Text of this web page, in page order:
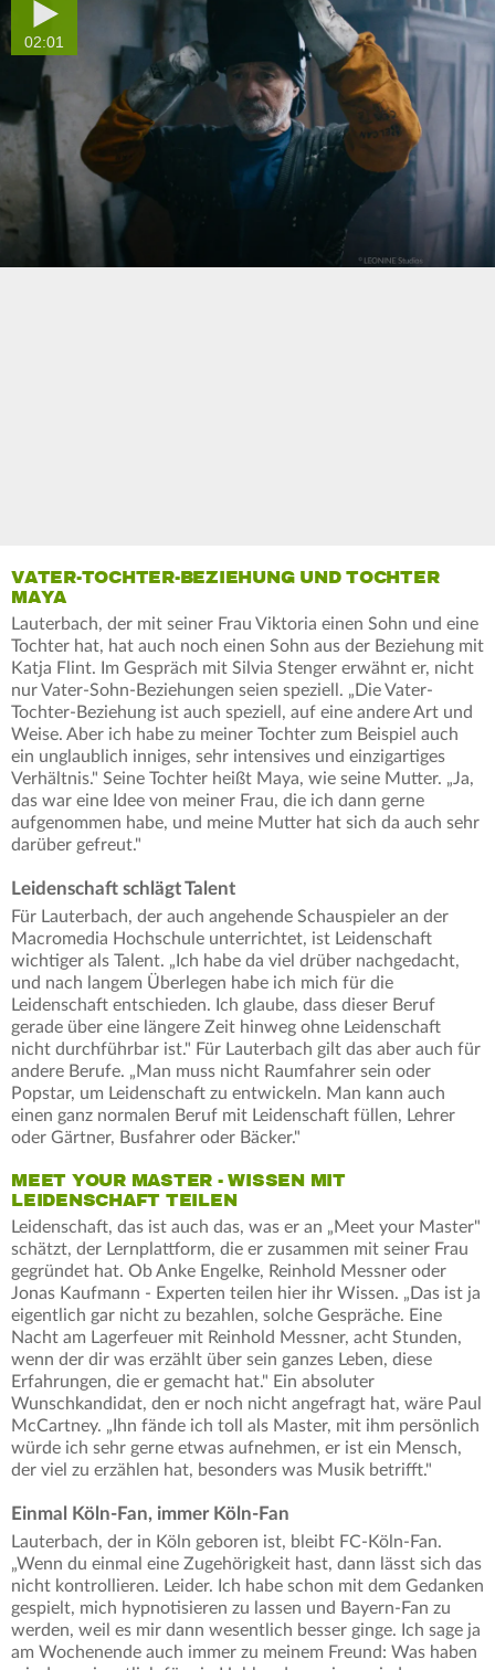
02:01
VATER-TOCHTER-BEZIEHUNG UND TOCHTER
MAYA
Lauterbach, der mit seiner Frau Viktoria einen Sohn und eine
Tochter hat, hat auch noch einen Sohn aus der Beziehung mit
Katja Flint. Im Gespräch mit Silvia Stenger erwähnt er, nicht
nur Vater-Sohn-Beziehungen seien speziell. „Die Vater-
Tochter-Beziehung ist auch speziell, auf eine andere Art und
Weise. Aber ich habe zu meiner Tochter zum Beispiel auch
ein unglaublich inniges, sehr intensives und einzigartiges
Verhältnis." Seine Tochter heißt Maya, wie seine Mutter. „Ja,
das war eine Idee von meiner Frau, die ich dann gerne
aufgenommen habe, und meine Mutter hat sich da auch sehr
darüber gefreut."
Leidenschaft schlägt Talent
Für Lauterbach, der auch angehende Schauspieler an der
Macromedia Hochschule unterrichtet, ist Leidenschaft
wichtiger als Talent. „Ich habe da viel drüber nachgedacht,
und nach langem Überlegen habe ich mich für die
Leidenschaft entschieden. Ich glaube, dass dieser Beruf
gerade über eine längere Zeit hinweg ohne Leidenschaft
nicht durchführbar ist." Für Lauterbach gilt das aber auch für
andere Berufe. „Man muss nicht Raumfahrer sein oder
Popstar, um Leidenschaft zu entwickeln. Man kann auch
einen ganz normalen Beruf mit Leidenschaft füllen, Lehrer
oder Gärtner, Busfahrer oder Bäcker."
MEET YOUR MASTER - WISSEN MIT
LEIDENSCHAFT TEILEN
Leidenschaft, das ist auch das, was er an „Meet your Master"
schätzt, der Lernplattform, die er zusammen mit seiner Frau
gegründet hat. Ob Anke Engelke, Reinhold Messner oder
Jonas Kaufmann - Experten teilen hier ihr Wissen. „Das ist ja
eigentlich gar nicht zu bezahlen, solche Gespräche. Eine
Nacht am Lagerfeuer mit Reinhold Messner, acht Stunden,
wenn der dir was erzählt über sein ganzes Leben, diese
Erfahrungen, die er gemacht hat." Ein absoluter
Wunschkandidat, den er noch nicht angefragt hat, wäre Paul
McCartney. „Ihn fände ich toll als Master, mit ihm persönlich
würde ich sehr gerne etwas aufnehmen, er ist ein Mensch,
der viel zu erzählen hat, besonders was Musik betrifft."
Einmal Köln-Fan, immer Köln-Fan
Lauterbach, der in Köln geboren ist, bleibt FC-Köln-Fan.
„Wenn du einmal eine Zugehörigkeit hast, dann lässt sich das
nicht kontrollieren. Leider. Ich habe schon mit dem Gedanken
gespielt, mich hypnotisieren zu lassen und Bayern-Fan zu
werden, weil es mir dann wesentlich besser ginge. Ich sage ja
am Wochenende auch immer zu meinem Freund: Was haben